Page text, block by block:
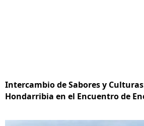
Intercambio de Sabores y
Hondarribia en el Encuentro de